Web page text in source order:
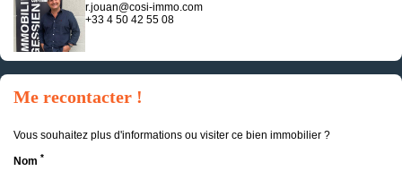
r.jouan@cosi-immo.com
+33 4 50 42 55 08
Me recontacter !
Vous souhaitez plus d'informations ou visiter ce bien immobilier ?
Nom *